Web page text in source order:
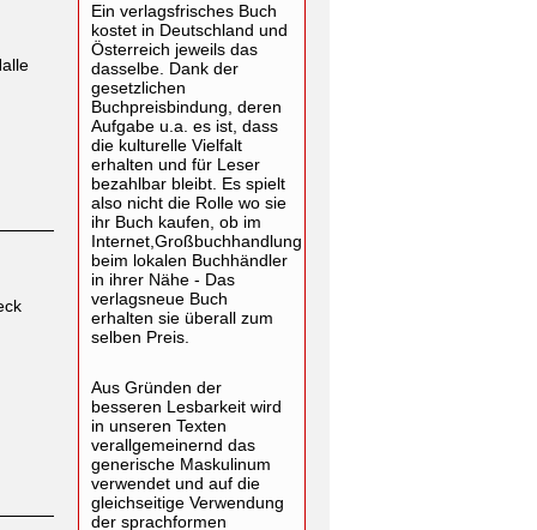
Ein verlagsfrisches Buch
kostet in Deutschland und
Österreich jeweils das
dasselbe. Dank der
gesetzlichen
Buchpreisbindung, deren
Aufgabe u.a. es ist, dass
die kulturelle Vielfalt
erhalten und für Leser
bezahlbar bleibt. Es spielt
also nicht die Rolle wo sie
ihr Buch kaufen, ob im
Internet,Großbuchhandlung
beim lokalen Buchhändler
in ihrer Nähe - Das
verlagsneue Buch
erhalten sie überall zum
selben Preis.
Aus Gründen der
besseren Lesbarkeit wird
in unseren Texten
verallgemeinernd das
generische Maskulinum
verwendet und auf die
gleichseitige Verwendung
der sprachformen